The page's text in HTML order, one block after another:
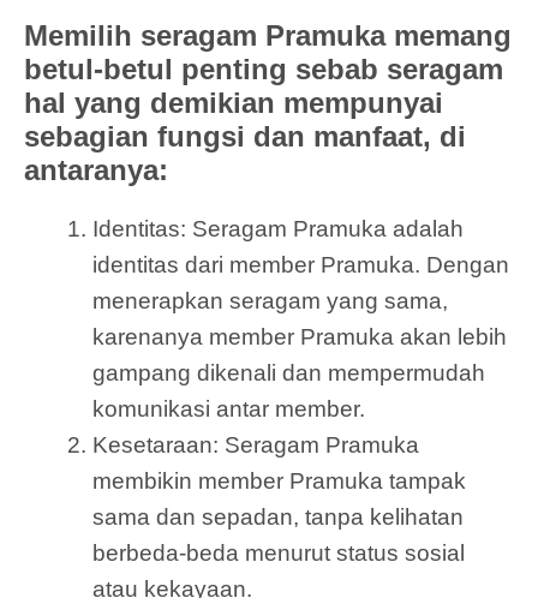
Memilih seragam Pramuka memang
betul-betul penting sebab seragam
hal yang demikian mempunyai
sebagian fungsi dan manfaat, di
antaranya:
Identitas: Seragam Pramuka adalah
identitas dari member Pramuka. Dengan
menerapkan seragam yang sama,
karenanya member Pramuka akan lebih
gampang dikenali dan mempermudah
komunikasi antar member.
Kesetaraan: Seragam Pramuka
membikin member Pramuka tampak
sama dan sepadan, tanpa kelihatan
berbeda-beda menurut status sosial
atau kekayaan.